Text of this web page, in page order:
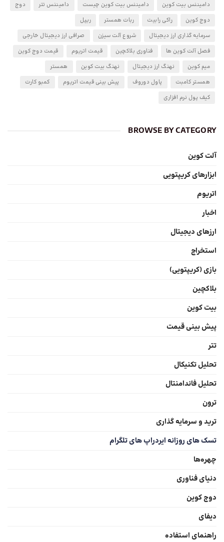
دامیننس بیت کوین دامیننس بیت کوین چیست دامیننس تتر
دوج
دوج کوین
راکی رابیت ربات همستر
ریپل
سرمایه گذاری ارز دیجیتال
شروع آلت سیزن
صرافی ارز دیجیتال خارجی
فصل آلت کوین ها
فناوری بلاکچین قیمت اتریوم
قیمت دوج کوین
میم کوین
نهنگ ارز دیجیتال نهنگ بیت کوین
همستر
همستر کامبت
پاول دوروف پیش بینی قیمت اتریوم
کمبو کارت
کیف پول نرم افزاری
BROWSE BY CATEGORY
آلت کوین
ابزارهای کریپتویی
اتریوم
اخبار
ارزهای دیجیتال
استخراج
بازی (کریپتویی)
بلاکچین
بیت کوین
پیش بینی قیمت
تتر
تحلیل تکنیکال
تحلیل فاندامنتال
ترون
ترید و سرمایه گذاری
تسک های روزانه ایردراپ های تلگرام
چهره‌ها
دنیای فناوری
دوج کوین
دیفای
راهنمای استفاده